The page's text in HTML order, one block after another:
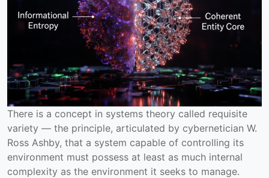
There is a concept in systems theory called requisite
variety — the principle, articulated by cybernetician W.
Ross Ashby, that a system capable of controlling its
environment must possess at least as much internal
complexity as the environment it seeks to manage.